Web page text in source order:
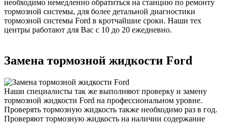
необходимо немедленно обратиться на станцию по ремонту
тормозной системы, для более детальной диагностики
тормозной системы Ford в кротчайшие сроки. Наши тех
центры работают для Вас с 10 до 20 ежедневно.
Замена тормозной жидкости Ford
Наши специалисты так же выполняют проверку и замену
тормозной жидкости Ford на профессиональном уровне.
Проверять тормозную жидкость также необходимо раз в год.
Проверяют тормозную жидкость на наличии содержание